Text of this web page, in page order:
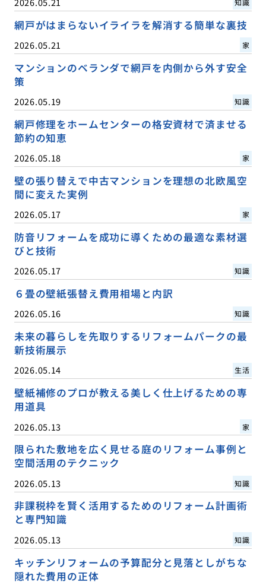
知識
網戸がはまらないイライラを解消する簡単な裏技
2026.05.21 家
マンションのベランダで網戸を内側から外す安全
策
2026.05.19 知識
網戸修理をホームセンターの格安資材で済ませる
節約の知恵
2026.05.18 家
壁の張り替えで中古マンションを理想の北欧風空
間に変えた実例
2026.05.17 家
防音リフォームを成功に導くための最適な素材選
びと技術
2026.05.17 知識
６畳の壁紙張替え費用相場と内訳
2026.05.16 知識
未来の暮らしを先取りするリフォームパークの最
新技術展示
2026.05.14 生活
壁紙補修のプロが教える美しく仕上げるための専
用道具
2026.05.13 家
限られた敷地を広く見せる庭のリフォーム事例と
空間活用のテクニック
2026.05.13 知識
非課税枠を賢く活用するためのリフォーム計画術
と専門知識
2026.05.13 知識
キッチンリフォームの予算配分と見落としがちな
隠れた費用の正体